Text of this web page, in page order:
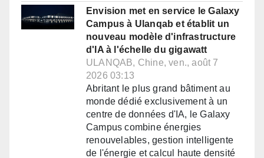
Envision met en service le Galaxy
Campus à Ulanqab et établit un
nouveau modèle d'infrastructure
d'IA à l'échelle du gigawatt
ULANQAB, Chine, ven., août 7
2026 03:13
Abritant le plus grand bâtiment au
monde dédié exclusivement à un
centre de données d'IA, le Galaxy
Campus combine énergies
renouvelables, gestion intelligente
de l'énergie et calcul haute densité